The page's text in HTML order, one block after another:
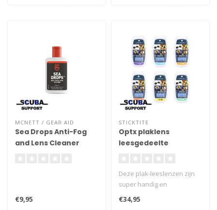
MCNETT / GEAR AID
Sea Drops Anti-Fog
and Lens Cleaner
€9,95
STICKTITE
Optx plaklens
leesgedeelte
Deze plak-leeslenzen zijn
super handig en
gemakkelijk aan te brengen
op alle soorten (duik)brillen.
€34,95